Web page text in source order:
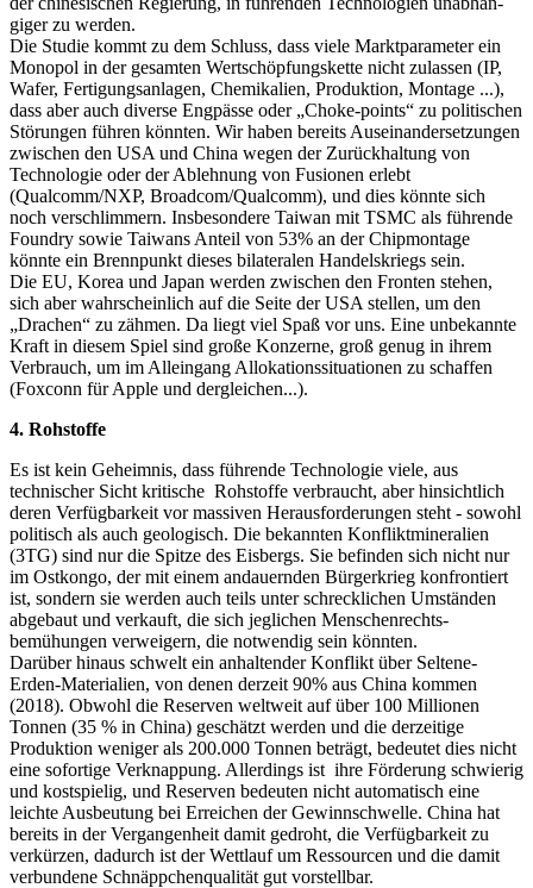
giger zu werden.
Die Studie kommt zu dem Schluss, dass viele Marktparameter ein
Monopol in der gesamten Wertschöpfungskette nicht zulassen (IP,
Wafer, Fertigungsanlagen, Chemi­ka­lien, Produktion, Montage ...),
dass aber auch diverse Engpässe oder „Choke-points“ zu politischen
Störungen führen könnten. Wir haben bereits Auseinan­der­setzungen
zwischen den USA und China wegen der Zurückhaltung von
Technologie oder der Ablehnung von Fusionen erlebt
(Qualcomm/NXP, Broadcom/Qualcomm), und dies könnte sich
noch verschlimmern. Insbesondere Taiwan mit TSMC als führende
Foundry sowie Taiwans Anteil von 53% an der Chipmontage
könnte ein Brennpunkt dieses bilateralen Handelskriegs sein.
Die EU, Korea und Japan werden zwischen den Fronten stehen,
sich aber wahr­schein­lich auf die Seite der USA stellen, um den
„Drachen“ zu zähmen. Da liegt viel Spaß vor uns. Eine un­be­kannte
Kraft in diesem Spiel sind große Konzerne, groß genug in ihrem
Verbrauch, um im Alleingang Allokationssituationen zu schaf­fen
(Foxconn für Apple und dergleichen...).
4. Rohstoffe
Es ist kein Geheimnis, dass führende Techno­logie viele, aus
technischer Sicht kritische Rohstoffe verbraucht, aber hinsichtlich
deren Verfügbarkeit vor massiven Heraus­forde­rungen steht - sowohl
politisch als auch geologisch. Die bekannten Konflikt­mine­ralien
(3TG) sind nur die Spitze des Eisbergs. Sie befinden sich nicht nur
im Ostkongo, der mit einem andauernden Bürgerkrieg konfrontiert
ist, sondern sie werden auch teils unter schreck­lichen Umständen
abgebaut und verkauft, die sich jeglichen Men­schen­rechts­
bemühungen verweigern, die notwendig sein könnten.
Darüber hinaus schwelt ein anhaltender Konflikt über Seltene-
Erden-Materialien, von denen derzeit 90% aus China kommen
(2018). Obwohl die Reserven weltweit auf über 100 Millionen
Tonnen (35 % in China) geschätzt werden und die derzeitige
Produktion weniger als 200.000 Tonnen beträgt, bedeutet dies nicht
eine sofortige Verknappung. Allerdings ist ihre Förderung schwierig
und kostspielig, und Reserven bedeuten nicht automatisch eine
leichte Ausbeutung bei Erreichen der Gewinnschwelle. China hat
bereits in der Ver­gangenheit damit gedroht, die Verfüg­bar­keit zu
verkürzen, dadurch ist der Wettlauf um Ressourcen und die damit
verbundene Schnäpp­chenqualität gut vorstellbar.